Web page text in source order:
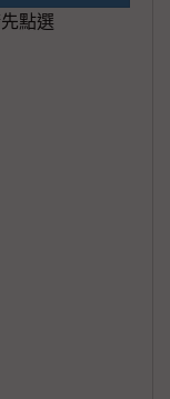
點選